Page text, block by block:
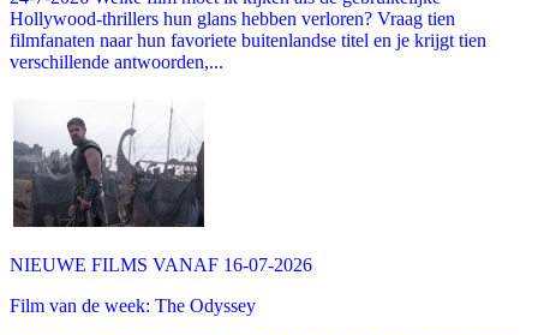
Hollywood-thrillers hun glans hebben verloren? Vraag tien
filmfanaten naar hun favoriete buitenlandse titel en je krijgt tien
verschillende antwoorden,...
NIEUWE FILMS VANAF 16-07-2026
Film van de week: The Odyssey